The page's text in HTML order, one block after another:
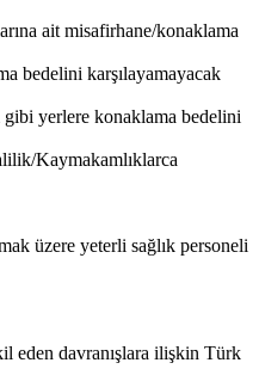
ait misafirhane/konaklama
bedelini karşılayamayacak
yerlere konaklama bedelini
Kaymakamlıklarca
üzere yeterli sağlık personeli
eden davranışlara ilişkin Türk